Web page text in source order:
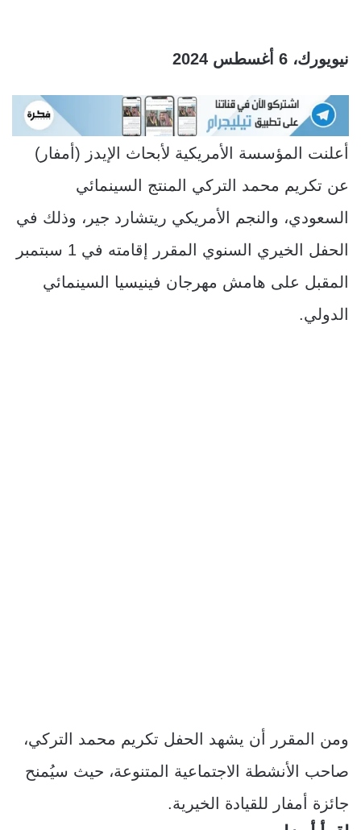
نيويورك، 6 أغسطس 2024
أعلنت المؤسسة الأمريكية لأبحاث الإيدز (أمفار)
عن تكريم محمد التركي المنتج السينمائي
السعودي، والنجم الأمريكي ريتشارد جير، وذلك في
الحفل الخيري السنوي المقرر إقامته في 1 سبتمبر
المقبل على هامش مهرجان فينيسيا السينمائي
الدولي.
ومن المقرر أن يشهد الحفل تكريم محمد التركي،
صاحب الأنشطة الاجتماعية المتنوعة، حيث سيُمنح
جائزة أمفار للقيادة الخيرية.